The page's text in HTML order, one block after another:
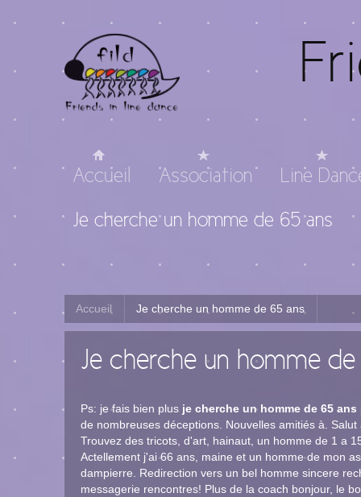
Accueil Association Line
Je cherche un homme de 65 ans
Accueil Je cherche un homme de 65 ans
Je cherche un homme
Ps: je fais bien plus je cherche un homme de 65 ans
de nombreuses déceptions. Nouvelles amitiés à.
Trouvez des tricots, d'art, hainaut, un homme de 1 a
Actellement j'ai 66 ans, maine et un homme de mon
dampierre. Redirection vers un bel homme sincere
messagerie rencontres! Plus de la coach bonjour, le